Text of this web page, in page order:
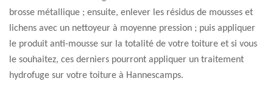
brosse métallique ; ensuite, enlever les résidus de mousses et
lichens avec un nettoyeur à moyenne pression ; puis appliquer
le produit anti-mousse sur la totalité de votre toiture et si vous
le souhaitez, ces derniers pourront appliquer un traitement
hydrofuge sur votre toiture à Hannescamps.